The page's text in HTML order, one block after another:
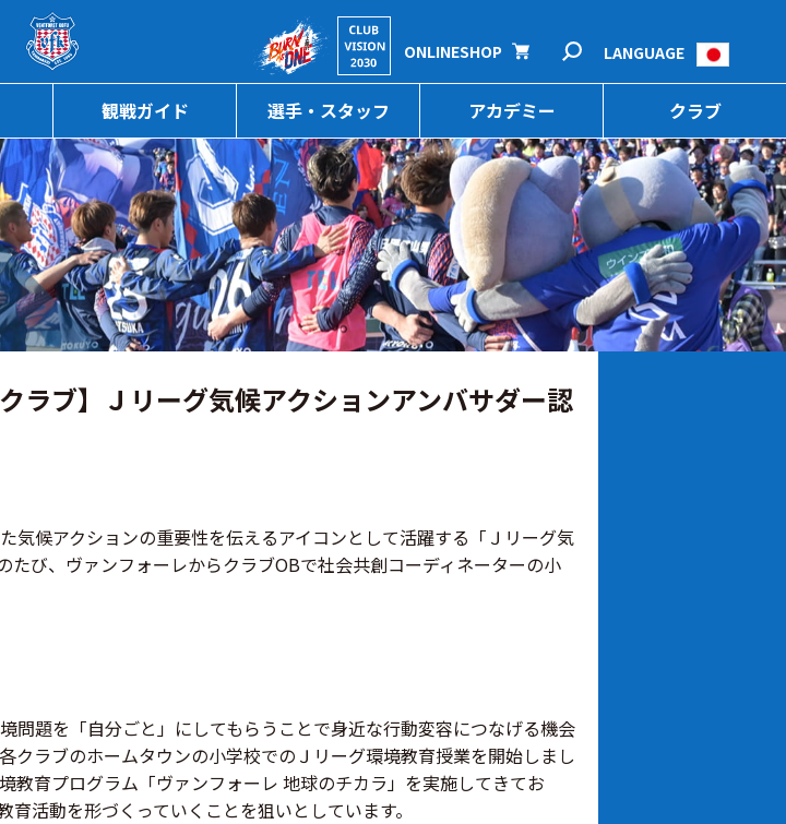
ージの本文へ
観戦ガイド 選手・スタッフ アカデミー クラブ
ONLINESHOP LANGUAGE
ラブ】Ｊリーグ気候アクションアンバサダー認
気候アクションの重要性を伝えるアイコンとして活躍する「Ｊリーグ気
び、ヴァンフォーレからクラブOBで社会共創コーディネーターの小
問題を「自分ごと」にしてもらうことで身近な行動変容につなげる機会
クラブのホームタウンの小学校でのＪリーグ環境教育授業を開始しまし
教育プログラム「ヴァンフォーレ 地球のチカラ」を実施してきてお
活動を形づくっていくことを狙いとしています。